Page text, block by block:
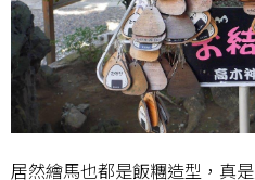
居然繪馬也都是飯糰造型，真